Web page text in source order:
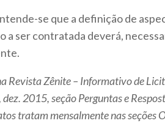
se que a definição de
a ser contratada deverá,
Revista Zênite – Informativo de
2015, seção Perguntas e
tratam mensalmente nas seções